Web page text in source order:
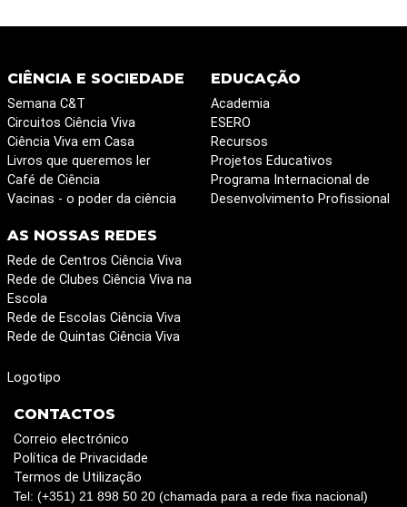
CIÊNCIA E SOCIEDADE
Semana C&T
Circuitos Ciência Viva
Ciência Viva em Casa
Livros que queremos ler
Café de Ciência
Vacinas - o poder da ciência
EDUCAÇÃO
Academia
ESERO
Recursos
Projetos Educativos
Programa Internacional de
Desenvolvimento Profissional
AS NOSSAS REDES
Rede de Centros Ciência Viva
Rede de Clubes Ciência Viva na
Escola
Rede de Escolas Ciência Viva
Rede de Quintas Ciência Viva
Logotipo
CONTACTOS
Correio electrónico
Política de Privacidade
Termos de Utilização
Tel: (+351) 21 898 50 20 (chamada para a rede fixa nacional)